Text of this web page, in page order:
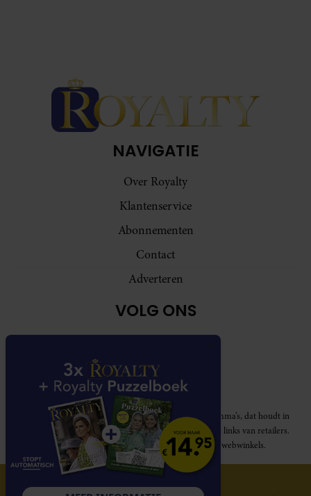
NAVIGATIE
Over Royalty
Klantenservice
Abonnementen
Contact
Adverteren
VOLG ONS
Royalty participeert in diverse affiliate marketing programma’s, dat houdt in
dat Royalty commissies ontvangt voor aankopen middels links van retailers.
Deze website wordt niet gesponsord door de genoemde webwinkels.